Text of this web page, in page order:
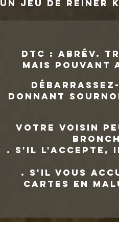
UN JEU DE Reiner
DTC : abrév.
mais pouvant
donnant
Votre voisin
. s'il l'accepte,
. s'il vous
cartes en